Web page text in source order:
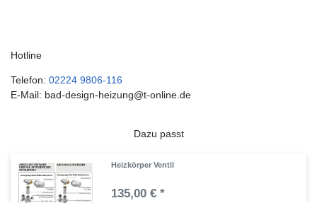
Hotline
Telefon: 02224 9806-116
E-Mail: bad-design-heizung@t-online.de
Dazu passt
Heizkörper Ventil
135,00 € *